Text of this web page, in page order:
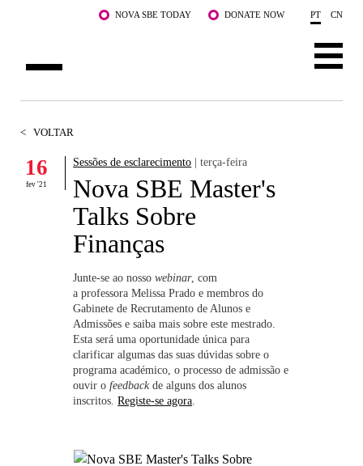
Saltar para o conteúdo principalNOVA SBE TODAY DONATE NOW PT CN
DOCENTES E INVESTIGAÇÃO
COMUNIDADE
WHAT'S HAPPENING
< VOLTAR
16
fev '21
Sessões de esclarecimento | terça-feira
Nova SBE Master's
Talks Sobre
Finanças
Junte-se ao nossowebinar, com
a professora Melissa Prado e membros do
Gabinete de Recrutamento de Alunos e
Admissões e saiba mais sobre este mestrado.
Esta será uma oportunidade única para
clarificar algumas das suas dúvidas sobre o
programa académico, o processo de admissão e
ouvir ofeedbackde alguns dos alunos
inscritos.Registe-se agora